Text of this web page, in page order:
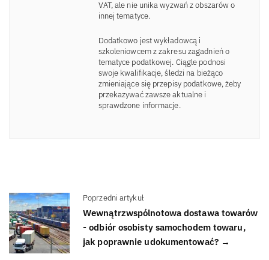
VAT, ale nie unika wyzwań z obszarów o
innej tematyce.
Dodatkowo jest wykładowcą i
szkoleniowcem z zakresu zagadnień o
tematyce podatkowej. Ciągle podnosi
swoje kwalifikacje, śledzi na bieżąco
zmieniające się przepisy podatkowe, żeby
przekazywać zawsze aktualne i
sprawdzone informacje.
Poprzedni artykuł
Wewnątrzwspólnotowa dostawa towarów
- odbiór osobisty samochodem towaru,
jak poprawnie udokumentować? →